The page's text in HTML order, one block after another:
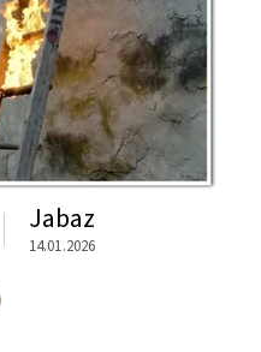
Jabaz
14.01.2026